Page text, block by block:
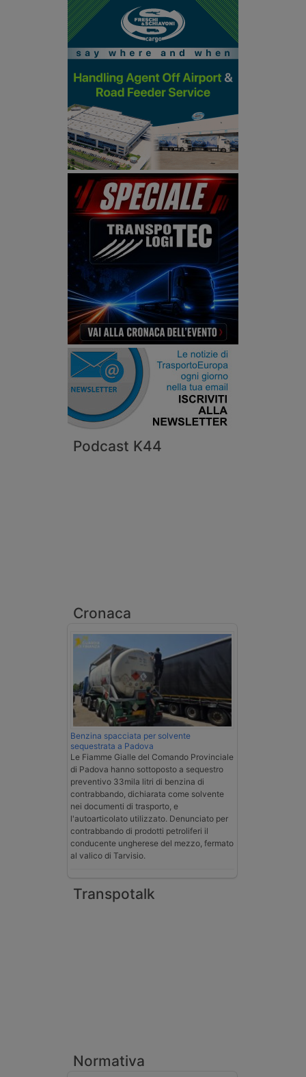
Podcast K44
Cronaca
Benzina spacciata per solvente
sequestrata a Padova
Le Fiamme Gialle del Comando Provinciale
di Padova hanno sottoposto a sequestro
preventivo 33mila litri di benzina di
contrabbando, dichiarata come solvente
nei documenti di trasporto, e
l'autoarticolato utilizzato. Denunciato per
contrabbando di prodotti petroliferi il
conducente ungherese del mezzo, fermato
al valico di Tarvisio.
Transpotalk
Normativa